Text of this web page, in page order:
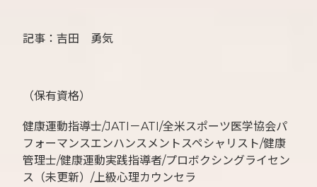
記事：吉田 勇気
（保有資格）
健康運動指導士/JATI－ATI/全米スポーツ医学協会パ
フォーマンスエンハンスメントスペシャリスト/健康
管理士/健康運動実践指導者/プロボクシングライセン
ス（未更新）/上級心理カウンセラ